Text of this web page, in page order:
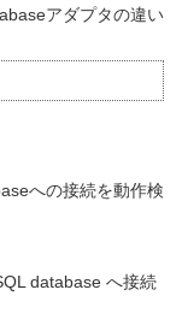
アダプタの違い
への接続を動作検
database へ接続